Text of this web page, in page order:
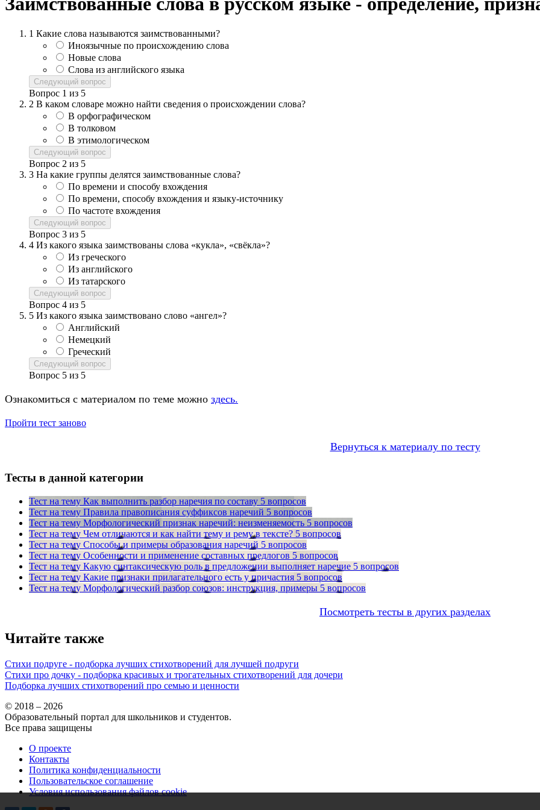
1 Какие слова называются заимствованными?
Иноязычные по происхождению слова
Новые слова
Слова из английского языка
Следующий вопрос
Вопрос 1 из 5
2 В каком словаре можно найти сведения о происхождении слова?
В орфографическом
В толковом
В этимологическом
Следующий вопрос
Вопрос 2 из 5
3 На какие группы делятся заимствованные слова?
По времени и способу вхождения
По времени, способу вхождения и языку-источнику
По частоте вхождения
Следующий вопрос
Вопрос 3 из 5
4 Из какого языка заимствованы слова «кукла», «свёкла»?
Из греческого
Из английского
Из татарского
Следующий вопрос
Вопрос 4 из 5
5 Из какого языка заимствовано слово «ангел»?
Английский
Немецкий
Греческий
Следующий вопрос
Вопрос 5 из 5
Ознакомиться с материалом по теме можно здесь.
Пройти тест заново
Вернуться к материалу по тесту
Тесты в данной категории
Тест на тему Как выполнить разбор наречия по составу 5 вопросов
Тест на тему Правила правописания суффиксов наречий 5 вопросов
Тест на тему Морфологический признак наречий: неизменяемость 5 вопросов
Тест на тему Чем отличаются и как найти тему и рему в тексте? 5 вопросов
Тест на тему Способы и примеры образования наречий 5 вопросов
Тест на тему Особенности и применение составных предлогов 5 вопросов
Тест на тему Какую синтаксическую роль в предложении выполняет наречие 5 вопросов
Тест на тему Какие признаки прилагательного есть у причастия 5 вопросов
Тест на тему Морфологический разбор союзов: инструкция, примеры 5 вопросов
Посмотреть тесты в других разделах
Читайте также
Стихи подруге - подборка лучших стихотворений для лучшей подруги
Стихи про дочку - подборка красивых и трогательных стихотворений для дочери
Подборка лучших стихотворений про семью и ценности
© 2018 – 2026
Образовательный портал для школьников и студентов.
Все права защищены
О проекте
Контакты
Политика конфиденциальности
Пользовательское соглашение
Условия использования файлов cookie